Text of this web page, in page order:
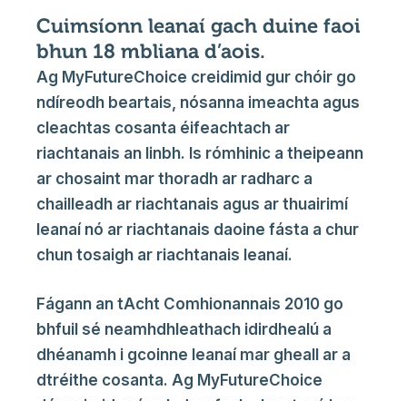
Cuimsíonn leanaí gach duine faoi
bhun 18 mbliana d’aois.
Ag MyFutureChoice creidimid gur chóir go
ndíreodh beartais, nósanna imeachta agus
cleachtas cosanta éifeachtach ar
riachtanais an linbh. Is rómhinic a theipeann
ar chosaint mar thoradh ar radharc a
chailleadh ar riachtanais agus ar thuairimí
leanaí nó ar riachtanais daoine fásta a chur
chun tosaigh ar riachtanais leanaí.
Fágann an tAcht Comhionannais 2010 go
bhfuil sé neamhdhleathach idirdhealú a
dhéanamh i gcoinne leanaí mar gheall ar a
dtréithe cosanta. Ag MyFutureChoice